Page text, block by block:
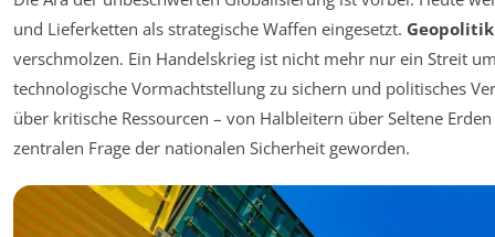
und Lieferketten als strategische Waffen eingesetzt. Geopolitik
verschmolzen. Ein Handelskrieg ist nicht mehr nur ein Streit
technologische Vormachtstellung zu sichern und politisches
über kritische Ressourcen – von Halbleitern über Seltene
zentralen Frage der nationalen Sicherheit geworden.